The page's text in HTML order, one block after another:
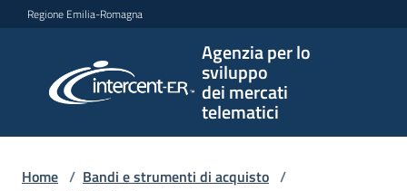
Vai al contenuto
Vai alla navigazione
Vai al footer
Regione Emilia-Romagna
Agenzia per lo
sviluppo
dei mercati
telematici
per lo
sviluppo
telematici
Home / Bandi e strumenti di acquisto /